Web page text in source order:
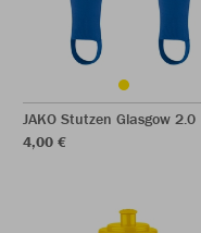
JAKO Stutzen Glasgow 2.0
4,00 €